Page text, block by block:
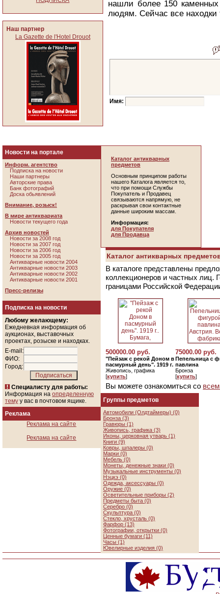
Наш партнер
La Gazette de l'Hotel Drouot
нашли более 150
людям. Сейчас все
Имя:
Новости на портале
Информ. агентство
Подписка на новости
Наши партнеры
Авторские права
Банк фотографий
Доска обьявлений
Внимание, розыск!
В мире антиквариата
Новости текущего года
Архив новостей
Новости за 2008 год
Новости за 2007 год
Новости за 2006 год
Новости за 2005 год
Антикварные новости 2004
Антикварные новости 2003
Антикварные новости 2002
Антикварные новости 2001
Пресс-релизы
Подписка на новости
Любому желающему:
Ежедневная информация об
аукционах, выставочных
проектах, розыске и находках.
E-mail:
ФИО:
Город:
Специалисту для работы:
Информация на определенную
тему у вас в почтовом ящике.
Реклама
Реклама на сайте
Реклама на сайте
Каталог антикварных
предметов
Основным принципом работы
нашего Каталога является то,
что при помощи Службы
Покупатель и Продавец
связываются напрямую, не
раскрывая свои контактные
данные широким массам.
Информация:
для Покупателя
для Продавца
Каталог антикварных
В каталоге представлены
коллекционеров и частных лиц.
границами Российской
500000.00 руб.
"Пейзаж с рекой Доном в
пасмурный день". 1919 г.
Живопись, графика
[купить]
75000.00 руб.
Пепельница с
павлина
Бронза
[купить]
Вы можете ознакомиться со
Группы предметов
Автомобили (Олдтаймеры) (0)
Бронза (3)
Гравюры (1)
Живопись, графика (3)
Иконы, церковная утварь (1)
Книги (9)
Ковры, шпалеры (0)
Марки (0)
Мебель (0)
Монеты, денежные знаки (0)
Музыкальные инструменты (0)
Нэцкэ (0)
Одежда, аксессуары (0)
Оружие (0)
Осветительные приборы (2)
Предметы быта (0)
Серебро (0)
Скульптура (0)
Стекло, хрусталь (0)
Фарфор (13)
Фотографии, открытки (0)
Ценные бумаги (11)
Часы (1)
Ювелирные изделия (0)